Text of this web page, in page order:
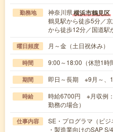
勤務地 神奈川県横浜市鶴見区
鶴見駅から徒歩5分／
から徒歩12分／国道駅
曜日頻度 月～金（土日祝休み）
時間 9:00～18:00（休憩1
期間 即日～長期 ※9月～、
時給
時給6700円 ※月収例
勤務の場合）
仕事内容
SE・プログラマ（ビジ
・製造業向けのSAP